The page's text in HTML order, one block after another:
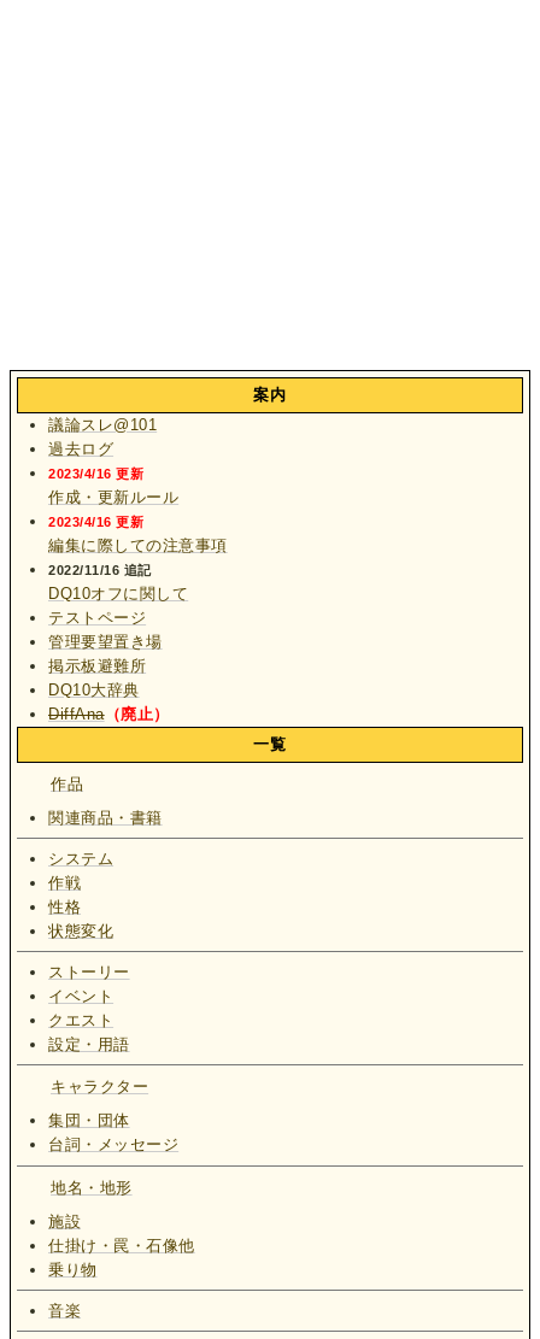
案内
議論スレ@101
過去ログ
2023/4/16 更新
作成・更新ルール
2023/4/16 更新
編集に際しての注意事項
2022/11/16 追記
DQ10オフに関して
テストページ
管理要望置き場
掲示板避難所
DQ10大辞典
DiffAna（廃止）
一覧
作品
関連商品・書籍
システム
作戦
性格
状態変化
ストーリー
イベント
クエスト
設定・用語
キャラクター
集団・団体
台詞・メッセージ
地名・地形
施設
仕掛け・罠・石像他
乗り物
音楽